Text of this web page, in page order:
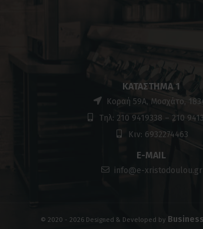
Κιν: 6932274463
E-MAIL
info@e-xristodoulou.gr